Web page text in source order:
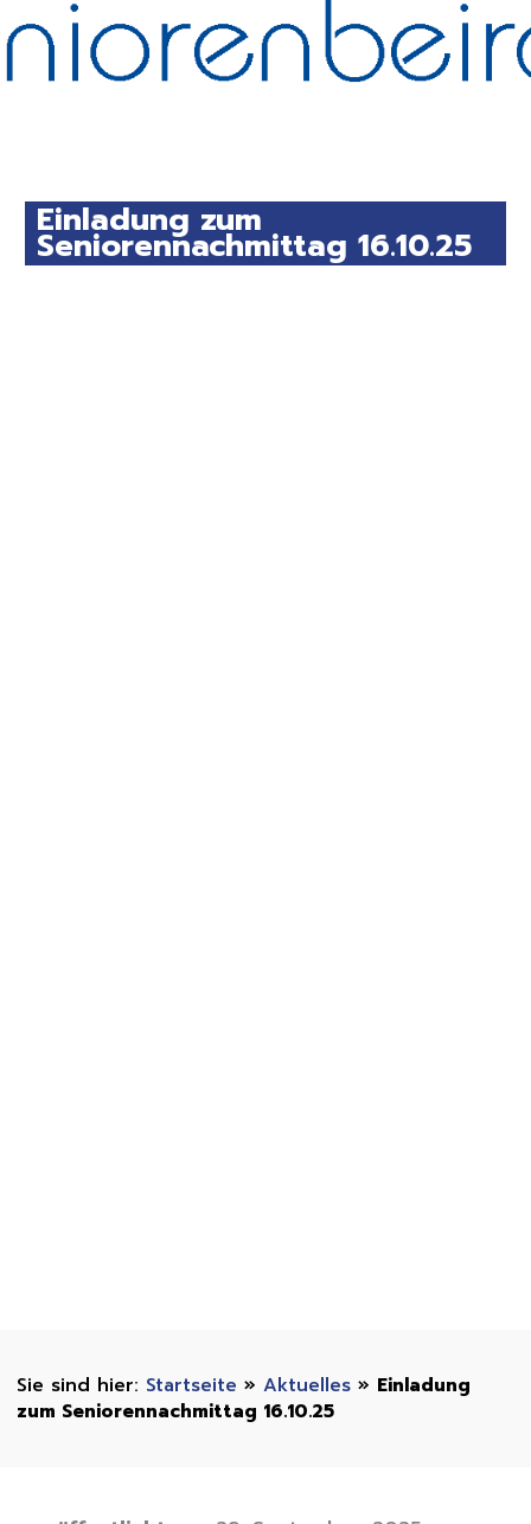
Einladung zum
Seniorennachmittag 16.10.25
Startseite » Aktuelles» Einladung
zum Seniorennachmittag 16.10.25